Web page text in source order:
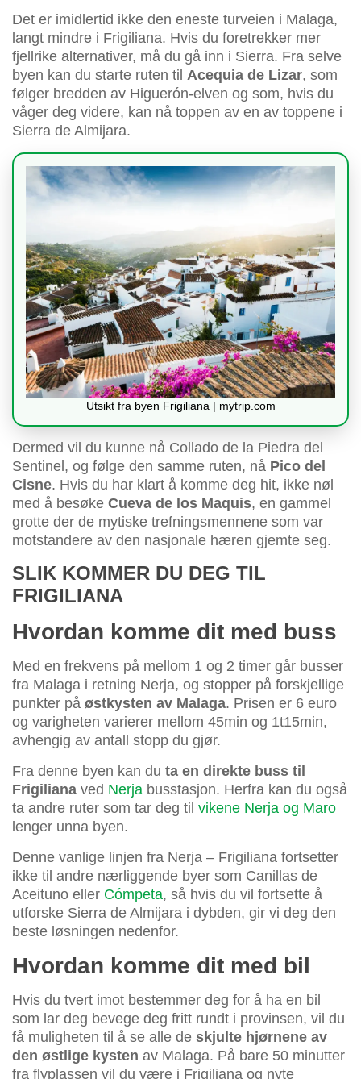
Det er imidlertid ikke den eneste turveien i Malaga,
langt mindre i Frigiliana. Hvis du foretrekker mer
fjellrike alternativer, må du gå inn i Sierra. Fra selve
byen kan du starte ruten til Acequia de Lizar, som
følger bredden av Higuerón-elven og som, hvis du
våger deg videre, kan nå toppen av en av toppene i
Sierra de Almijara.
Utsikt fra byen Frigiliana | mytrip.com
Dermed vil du kunne nå Collado de la Piedra del
Sentinel, og følge den samme ruten, nå Pico del
Cisne. Hvis du har klart å komme deg hit, ikke nøl
med å besøke Cueva de los Maquis, en gammel
grotte der de mytiske trefningsmennene som var
motstandere av den nasjonale hæren gjemte seg.
SLIK KOMMER DU DEG TIL
FRIGILIANA
Hvordan komme dit med buss
Med en frekvens på mellom 1 og 2 timer går busser
fra Malaga i retning Nerja, og stopper på forskjellige
punkter på østkysten av Malaga. Prisen er 6 euro
og varigheten varierer mellom 45min og 1t15min,
avhengig av antall stopp du gjør.
Fra denne byen kan du ta en direkte buss til
Frigiliana ved Nerja busstasjon. Herfra kan du også
ta andre ruter som tar deg til vikene Nerja og Maro
lenger unna byen.
Denne vanlige linjen fra Nerja – Frigiliana fortsetter
ikke til andre nærliggende byer som Canillas de
Aceituno eller Cómpeta, så hvis du vil fortsette å
utforske Sierra de Almijara i dybden, gir vi deg den
beste løsningen nedenfor.
Hvordan komme dit med bil
Hvis du tvert imot bestemmer deg for å ha en bil
som lar deg bevege deg fritt rundt i provinsen, vil du
få muligheten til å se alle de skjulte hjørnene av
den østlige kysten av Malaga. På bare 50 minutter
fra flyplassen vil du være i Frigiliana og nyte